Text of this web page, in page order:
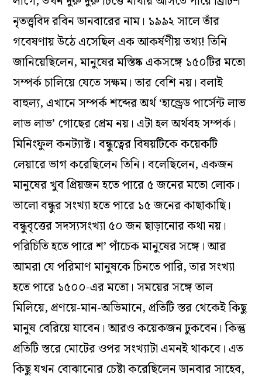
নৃতত্ত্ববিদ রবিন ডানবারের নাম। ১৯৯২ সালে তাঁর
গবেষণায় উঠে এসেছিল এক আকর্ষণীয় তথ্য! তিনি
জানিয়েছিলেন, মানুষের মস্তিষ্ক একসঙ্গে ১৫০টির মতো
সম্পর্ক চালিয়ে যেতে সক্ষম। তার বেশি নয়। বলাই
বাহুল্য, এখানে সম্পর্ক শব্দের অর্থ ‘হান্ড্রেড পার্সেন্ট লাভ
লাভ লাভ’ গোছের প্রেম নয়। এটা হল অর্থবহ সম্পর্ক।
মিনিংফুল কনট্যাক্ট। বন্ধুত্বের বিষয়টিকে কয়েকটি
লেয়ারে ভাগ করেছিলেন তিনি। বলেছিলেন, একজন
মানুষের খুব প্রিয়জন হতে পারে ৫ জনের মতো লোক।
ভালো বন্ধুর সংখ্যা হতে পারে ১৫ জনের কাছাকাছি।
বন্ধুবৃত্তের সদস্যসংখ্যা ৫০ জন ছাড়ানোর কথা নয়।
পরিচিতি হতে পারে শ’ পাঁচেক মানুষের সঙ্গে। আর
আমরা যে পরিমাণ মানুষকে চিনতে পারি, তার সংখ্যা
হতে পারে ১৫০০-এর মতো। সময়ের সঙ্গে তাল
মিলিয়ে, প্রণয়ে-মান-অভিমানে, প্রতিটি স্তর থেকেই কিছু
মানুষ বেরিয়ে যাবেন। আরও কয়েকজন ঢুকবেন। কিন্তু
প্রতিটি স্তরে মোটের ওপর সংখ্যাটা এমনই থাকবে। এত
কিছু যখন বোঝানোর চেষ্টা করেছিলেন ডানবার সাহেব,